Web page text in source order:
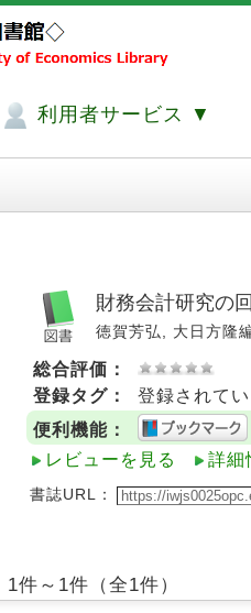
利用者サービス ▼
財務会計研究の
徳賀芳弘, 大日方隆
総合評価：
登録タグ：
登録されて
便利機能：
レビューを見る
詳細
書誌URL：
1件～1件（全1件）